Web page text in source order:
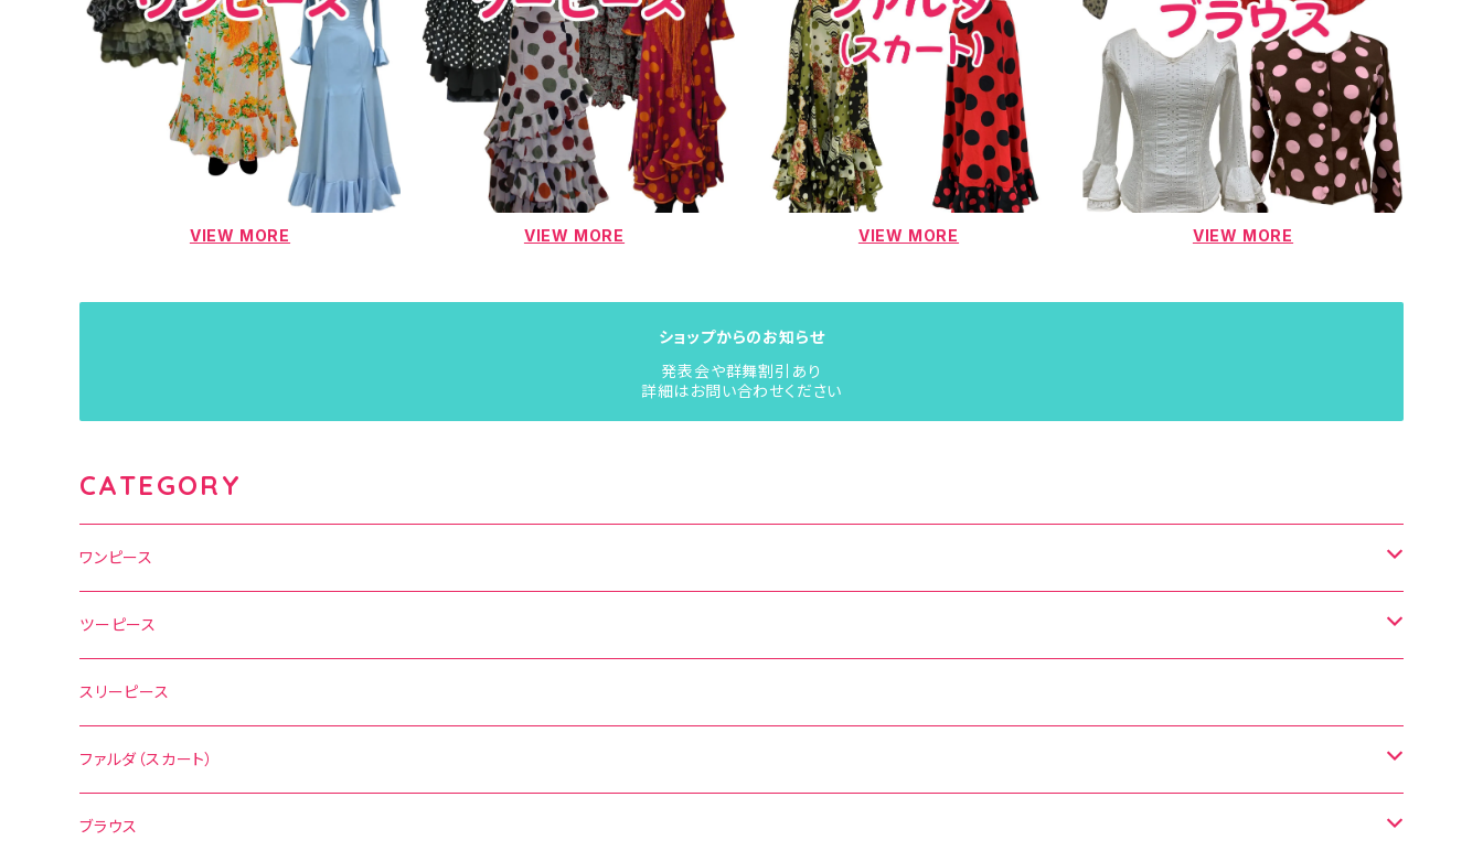
VIEW MORE VIEW MORE VIEW MORE VIEW MORE
ショップからのお知らせ
発表会や群舞割引あり
詳細はお問い合わせください
CATEGORY
ワンピース
水玉
花柄
無地
その他の柄
ツーピース
水玉
花柄
無地
スリーピース
ファルダ（スカート）
水玉
ブラウス